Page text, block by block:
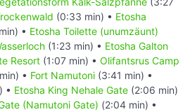
(0:33 min) • Etosha
• Etosha Toilette (unumzäunt)
(1:23 min) • Etosha Galton
Resort (1:07 min) • Olifantsrus Camp
• Fort Namutoni (3:41 min) •
• Etosha King Nehale Gate (2:06 min)
(Namutoni Gate) (2:04 min) •